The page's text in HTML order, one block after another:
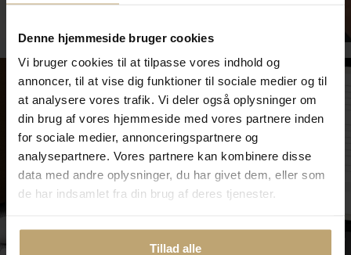
Denne hjemmeside bruger cookies
Vi bruger cookies til at tilpasse vores indhold og
annoncer, til at vise dig funktioner til sociale medier og til
at analysere vores trafik. Vi deler også oplysninger om
din brug af vores hjemmeside med vores partnere inden
for sociale medier, annonceringspartnere og
analysepartnere. Vores partnere kan kombinere disse
data med andre oplysninger, du har givet dem, eller som
de har indsamlet fra din brug af deres tjenester.
Tillad alle
Tilmeld dig kundeklubben